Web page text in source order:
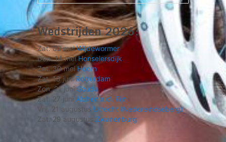
Wedstrijden 2026:
Zat. 02 meiWijdewormer
Don. 14 meiHonselersdijk
Zat. 30 mei Hoorn
Zat. 13 juniRotterdam
Zon. 21 juniGouda
Zat. 27 juni Alphen a.d. Rijn
Vrij. 21 augustus Utrecht (Nedereindseberg)
Zat. 29 augustus Zwanenburg